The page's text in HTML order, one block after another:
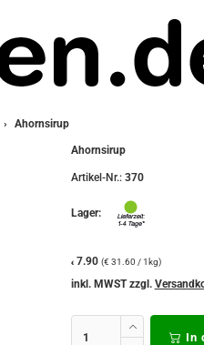
Ahornsirup
Ahornsirup
Artikel-Nr.: 370
Lager:
€ 7.90 (€ 31.60 / 1kg)
inkl. MWST zzgl.
In